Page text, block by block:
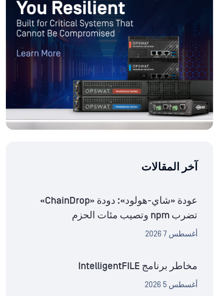
آخر المقالات
عودة «شاي-هولود»: دودة «ChainDrop»
تضرب npm وتصيب مئات الحزم
أغسطس 7 2026
مخاطر برنامج IntelligentFILE
أغسطس 5 2026